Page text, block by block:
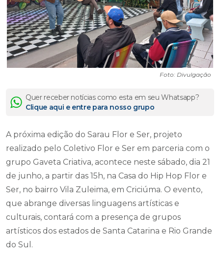
Foto: Divulgação
Quer receber notícias como esta em seu Whatsapp?
Clique aqui e entre para nosso grupo
A próxima edição do Sarau Flor e Ser, projeto
realizado pelo Coletivo Flor e Ser em parceria com o
grupo Gaveta Criativa, acontece neste sábado, dia 21
de junho, a partir das 15h, na Casa do Hip Hop Flor e
Ser, no bairro Vila Zuleima, em Criciúma. O evento,
que abrange diversas linguagens artísticas e
culturais, contará com a presença de grupos
artísticos dos estados de Santa Catarina e Rio Grande
do Sul.